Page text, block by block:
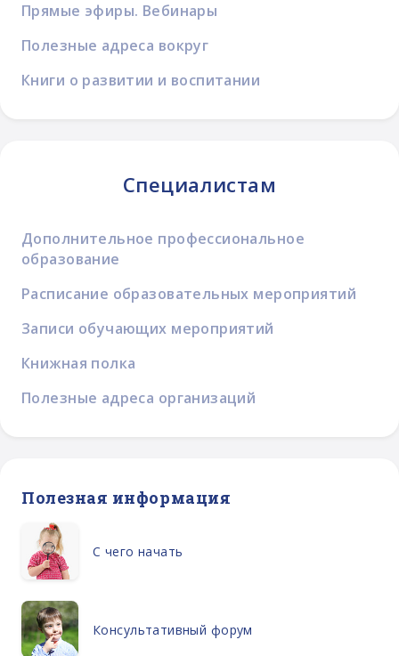
Прямые эфиры. Вебинары
Полезные адреса вокруг
Книги о развитии и воспитании
Специалистам
Дополнительное профессиональное
образование
Расписание образовательных мероприятий
Записи обучающих мероприятий
Книжная полка
Полезные адреса организаций
Полезная информация
С чего начать
Консультативный форум